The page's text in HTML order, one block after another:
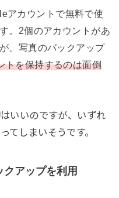
アカウントで無料で使
。2個のアカウントがあ
、写真のバックアップ
トを保持するのは面倒
いいのですが、いずれ
てしまいそうです。
アップを利用